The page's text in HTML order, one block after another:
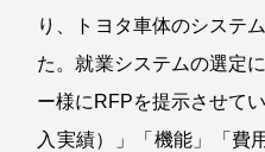
り、トヨタ車体のシステ
た。就業システムの選定
ー様にRFPを提示させて
入実績）」「機能」「費